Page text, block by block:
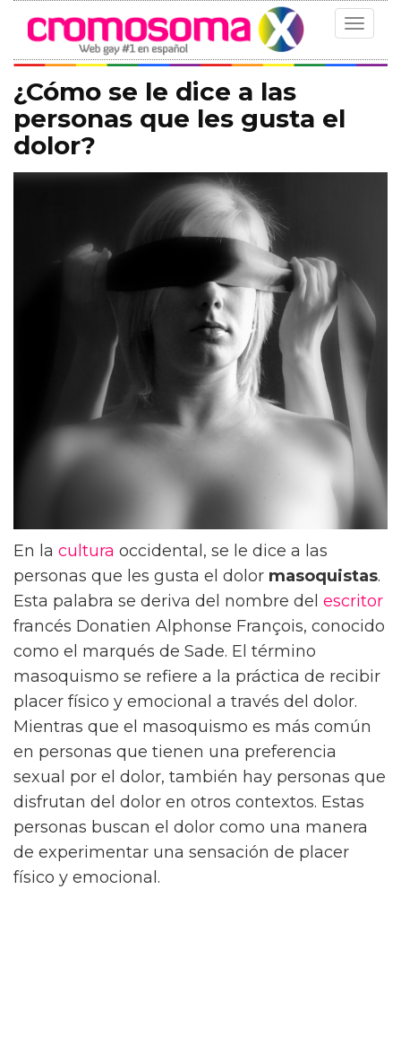
Toggle
¿Cómo se le dice a las
personas que les gusta el
dolor?
En la cultura occidental, se le dice a las
personas que les gusta el dolor masoquistas.
Esta palabra se deriva del nombre del escritor
francés Donatien Alphonse François, conocido
como el marqués de Sade. El término
masoquismo se refiere a la práctica de recibir
placer físico y emocional a través del dolor.
Mientras que el masoquismo es más común
en personas que tienen una preferencia
sexual por el dolor, también hay personas que
disfrutan del dolor en otros contextos. Estas
personas buscan el dolor como una manera
de experimentar una sensación de placer
físico y emocional.